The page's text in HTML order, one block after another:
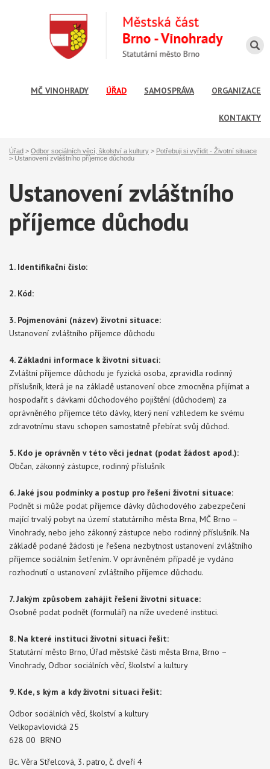
MČ VINOHRADY ÚŘAD SAMOSPRÁVA ORGANIZACE
KONTAKTY
Úřad > Odbor sociálních věcí, školství a kultury > Potřebuji si vyřídit - Životní situace
> Ustanovení zvláštního příjemce důchodu
Ustanovení zvláštního
příjemce důchodu
1. Identifikační číslo:
2. Kód:
3. Pojmenování (název) životní situace:
Ustanovení zvláštního příjemce důchodu
4. Základní informace k životní situaci:
Zvláštní příjemce důchodu je fyzická osoba, zpravidla rodinný
příslušník, která je na základě ustanovení obce zmocněna přijímat a
hospodařit s dávkami důchodového pojištění (důchodem) za
oprávněného příjemce této dávky, který není vzhledem ke svému
zdravotnímu stavu schopen samostatně přebírat svůj důchod.
5. Kdo je oprávněn v této věci jednat (podat žádost apod.):
Občan, zákonný zástupce, rodinný příslušník
6. Jaké jsou podmínky a postup pro řešení životní situace:
Podnět si může podat příjemce dávky důchodového zabezpečení
mající trvalý pobyt na území statutárního města Brna, MČ Brno –
Vinohrady, nebo jeho zákonný zástupce nebo rodinný příslušník. Na
základě podané žádosti je řešena nezbytnost ustanovení zvláštního
příjemce sociálním šetřením. V oprávněném případě je vydáno
rozhodnutí o ustanovení zvláštního příjemce důchodu.
7. Jakým způsobem zahájit řešení životní situace:
Osobně podat podnět (formulář) na níže uvedené instituci.
8. Na které instituci životní situaci řešit:
Statutární město Brno, Úřad městské části města Brna, Brno –
Vinohrady, Odbor sociálních věcí, školství a kultury
9. Kde, s kým a kdy životní situaci řešit:
Odbor sociálních věcí, školství a kultury
Velkopavlovická 25
628 00 BRNO
Bc. Věra Střelcová, 3. patro, č. dveří 4